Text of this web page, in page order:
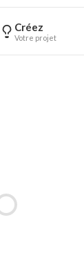
Créez
Votre projet